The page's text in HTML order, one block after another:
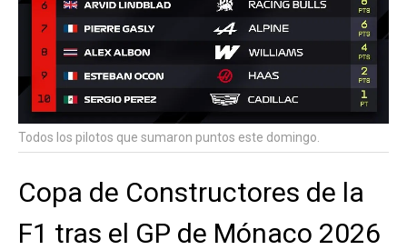
Todos los pilotos que sumaron puntos este domingo.
Copa de Constructores de la
F1 tras el GP de Mónaco 2026